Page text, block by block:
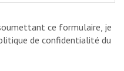
ce formulaire, je
de confidentialité du